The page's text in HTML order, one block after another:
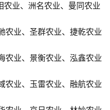
农业、洲名农业、曼同农业
农业、圣群农业、捷乾农业
农业、景衡农业、泓鑫农业
农业、玉雷农业、融航农业